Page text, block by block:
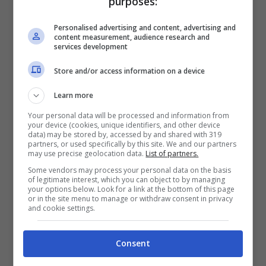
Intanto, a proposito di Android, si aggiorna il
mercato di contenuti e applicazioni del
Google Play che migliora e passa alla
versione
aggiornato prima alla 3.7.11 e poi alla 3.7.13,
in tempi brevissimi. Per ora l’ upgrade
riguarderà il territorio americano (soprattutto
con l’operatore Sprint) per poi diffondersi
anche nel resto del mondo. E’ possibile già
scaricarlo tramite file
per averlo in
anteprima, ma conviene aspettare la
disponibilità ufficiale.
Personalised advertising and content, advertising and
content measurement, audience research and
services development
Store and/or access information on a device
Learn more
Your personal data will be processed and information from
your device (cookies, unique identifiers, and other device
data) may be stored by, accessed by and shared with 319
partners, or used specifically by this site. We and our partners
may use precise geolocation data. List of partners.
Some vendors may process your personal data on the basis
of legitimate interest, which you can object to by managing
your options below. Look for a link at the bottom of this page
or in the site menu to manage or withdraw consent in privacy
and cookie settings.
Consent